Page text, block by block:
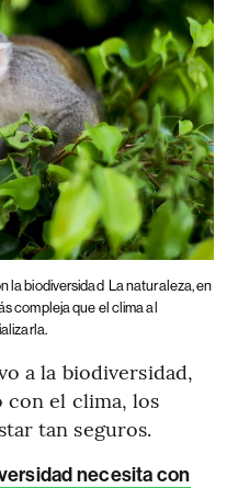
la biodiversidad La naturaleza, en
compleja que el clima al
a la biodiversidad,
el clima, los
tan seguros.
necesita con